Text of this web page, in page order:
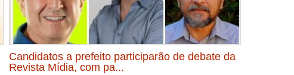
Candidatos a prefeito participarão de debate da
Revista Mídia, com pa...